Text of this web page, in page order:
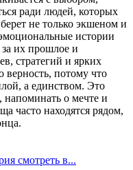
ради людей, которых
не только экшеном и
истории
за их прошлое и
стратегий и ярких
верность, потому что
а единством. Это
напоминать о мечте и
часто находятся рядом,
смотреть в...